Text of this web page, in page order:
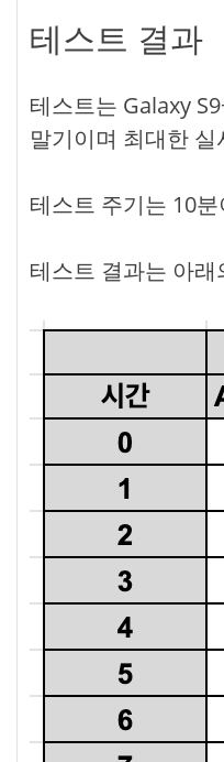
테스트 결과
테스트는 Galaxy
말기이며 최대한
테스트 주기는 10
테스트 결과는 아